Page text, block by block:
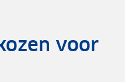
voor